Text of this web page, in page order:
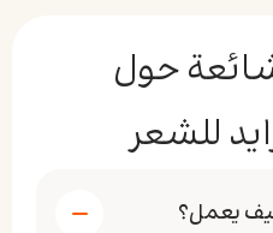
حول
للشعر
يعمل؟